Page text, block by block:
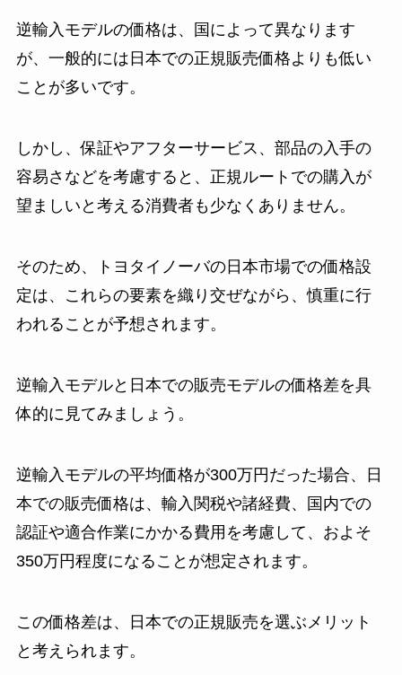
逆輸入モデルの価格は、国によって異なります
が、一般的には日本での正規販売価格よりも低い
ことが多いです。
しかし、保証やアフターサービス、部品の入手の
容易さなどを考慮すると、正規ルートでの購入が
望ましいと考える消費者も少なくありません。
そのため、トヨタイノーバの日本市場での価格設
定は、これらの要素を織り交ぜながら、慎重に行
われることが予想されます。
逆輸入モデルと日本での販売モデルの価格差を具
体的に見てみましょう。
逆輸入モデルの平均価格が300万円だった場合、日
本での販売価格は、輸入関税や諸経費、国内での
認証や適合作業にかかる費用を考慮して、およそ
350万円程度になることが想定されます。
この価格差は、日本での正規販売を選ぶメリット
と考えられます。